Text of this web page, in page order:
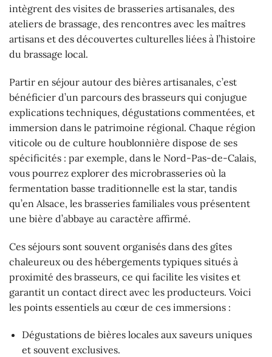
intègrent des visites de brasseries artisanales, des
ateliers de brassage, des rencontres avec les maîtres
artisans et des découvertes culturelles liées à l’histoire
du brassage local.
Partir en séjour autour des bières artisanales, c’est
bénéficier d’un parcours des brasseurs qui conjugue
explications techniques, dégustations commentées, et
immersion dans le patrimoine régional. Chaque région
viticole ou de culture houblonnière dispose de ses
spécificités : par exemple, dans le Nord-Pas-de-Calais,
vous pourrez explorer des microbrasseries où la
fermentation basse traditionnelle est la star, tandis
qu’en Alsace, les brasseries familiales vous présentent
une bière d’abbaye au caractère affirmé.
Ces séjours sont souvent organisés dans des gîtes
chaleureux ou des hébergements typiques situés à
proximité des brasseurs, ce qui facilite les visites et
garantit un contact direct avec les producteurs. Voici
les points essentiels au cœur de ces immersions :
Dégustations de bières locales aux saveurs uniques
et souvent exclusives.